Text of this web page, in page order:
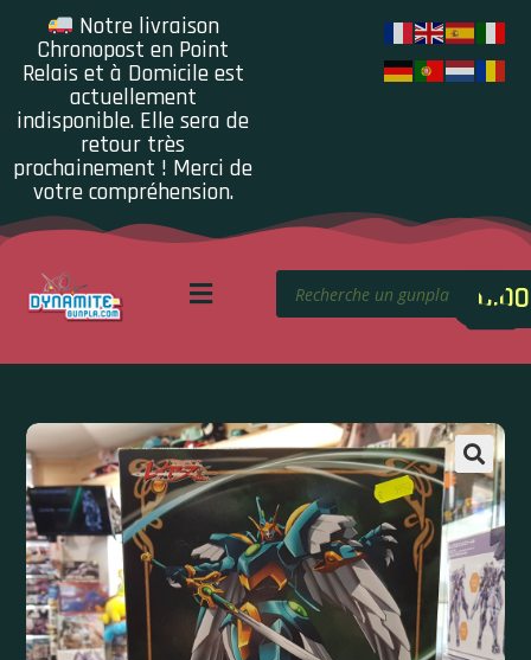
Notre livraison
Chronopost en Point
Relais et à Domicile est
actuellement
indisponible. Elle sera de
retour très
prochainement ! Merci de
votre compréhension.
0.00